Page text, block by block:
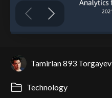
Tamirlan 893 Torgayev
Technology